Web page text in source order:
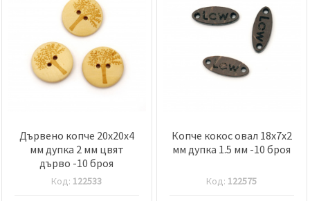
Дървено копче 20x20x4
мм дупка 2 мм цвят
дърво -10 броя
Код: 122533
Копче кокос овал 18x7x2
мм дупка 1.5 мм -10 броя
Код: 122575